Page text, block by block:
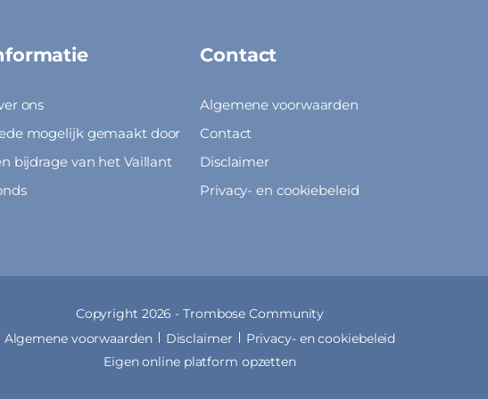
ons
mogelijk gemaakt door
bijdrage van het Vaillant
Contact
Algemene voorwaarden
Contact
Disclaimer
Privacy- en cookiebeleid
Copyright 2026 -Trombose Community
Algemene voorwaarden
Disclaimer
Privacy- en cookiebeleid
Eigen online platform opzetten